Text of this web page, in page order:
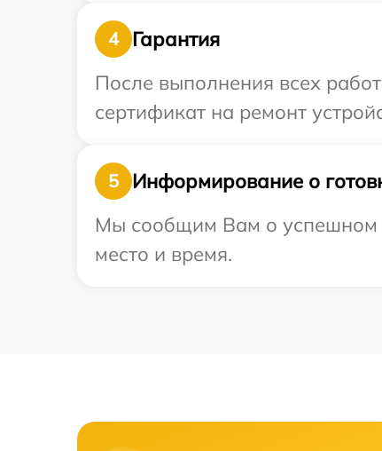
4
Гарантия
После выполнения всех
сертификат на ремонт
5
Информирование о
Мы сообщим Вам о успешном
место и время.